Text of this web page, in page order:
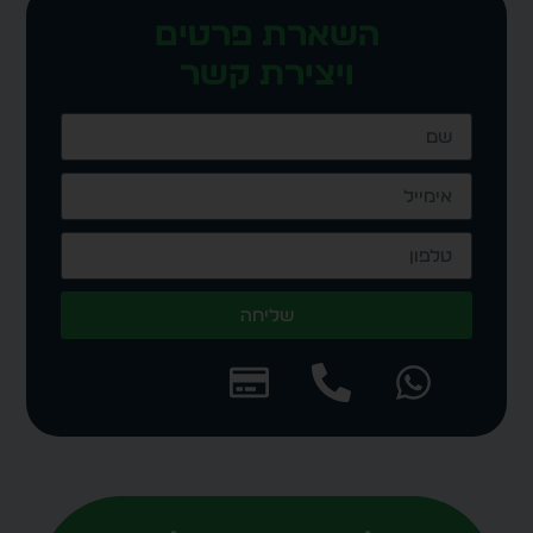
שליחה